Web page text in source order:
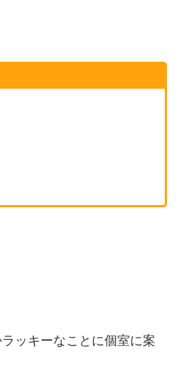
ッキーなことに個室に案